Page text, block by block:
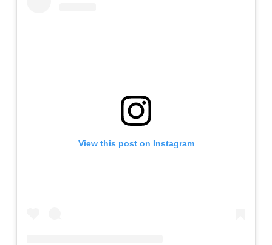
View this post on Instagram